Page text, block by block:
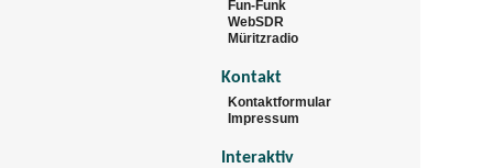
Fun-Funk
WebSDR
Müritzradio
Kontakt
Kontaktformular
Impressum
Interaktiv